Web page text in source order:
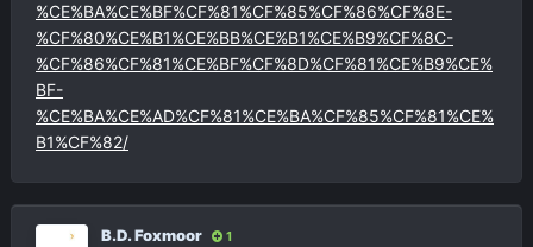
%CE%BA%CE%BF%CF%81%CF%85%CF%86%CF%8E-
%CF%80%CE%B1%CE%BB%CE%B1%CE%B9%CF%8C-
%CF%86%CF%81%CE%BF%CF%8D%CF%81%CE%B9%CE%
BF-
%CE%BA%CE%AD%CF%81%CE%BA%CF%85%CF%81%CE%
B1%CF%82/
B.D. Foxmoor 1